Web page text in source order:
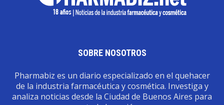
SOBRE NOSOTROS
Pharmabiz es un diario especializado en el quehacer
de la industria farmacéutica y cosmética. Investiga y
analiza noticias desde la Ciudad de Buenos Aires para